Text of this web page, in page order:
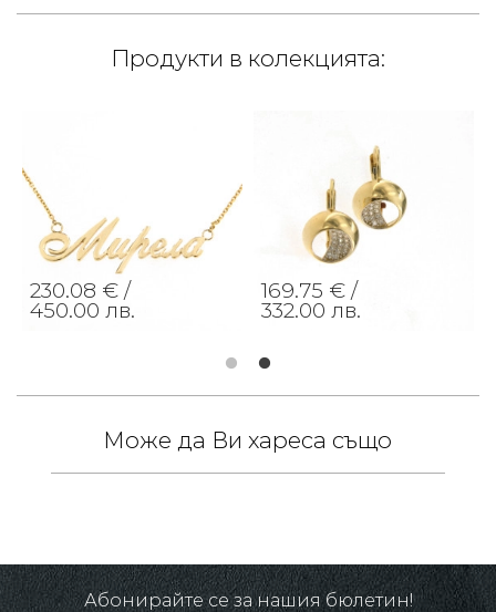
Продукти в колекцията:
230.08 € /
450.00 лв.
169.75 € /
332.00 лв.
Може да Ви хареса също
Абонирайте се за нашия бюлетин!